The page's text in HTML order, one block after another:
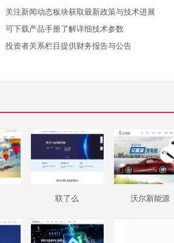
关注新闻动态板块获取最新政策与技术进展
可下载产品手册了解详细技术参数
投资者关系栏目提供财务报告与公告
联了么 沃尔新能源